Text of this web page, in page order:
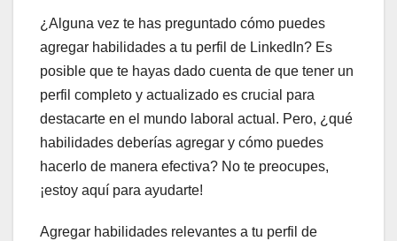
¿Alguna vez te has preguntado cómo puedes
agregar habilidades a tu perfil de LinkedIn? Es
posible que te hayas dado cuenta de que tener un
perfil completo y actualizado es crucial para
destacarte en el mundo laboral actual. Pero, ¿qué
habilidades deberías agregar y cómo puedes
hacerlo de manera efectiva? No te preocupes,
¡estoy aquí para ayudarte!
Agregar habilidades relevantes a tu perfil de